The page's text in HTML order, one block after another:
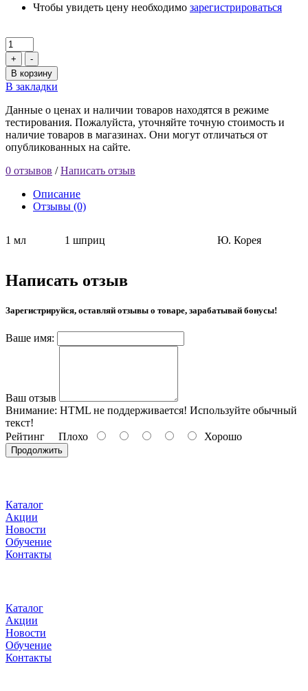
Чтобы увидеть цену необходимо зарегистрироваться
+
-
В корзину
В закладки
Данные о ценах и наличии товаров находятся в режиме
тестирования. Пожалуйста, уточняйте точную стоимость и
наличие товаров в магазинах. Они могут отличаться от
опубликованных на сайте.
0 отзывов /Написать отзыв
Описание
Отзывы (0)
1 мл 1 шприц Ю. Корея
Написать отзыв
Зарегистрируйся, оставляй отзывы о товаре, зарабатывай бонусы!
Ваше имя:
Ваш отзыв
Внимание: HTML не поддерживается! Используйте обычный
текст!
Рейтинг Плохо Хорошо
Продолжить
Каталог
Акции
Новости
Обучение
Контакты
Каталог
Акции
Новости
Обучение
Контакты